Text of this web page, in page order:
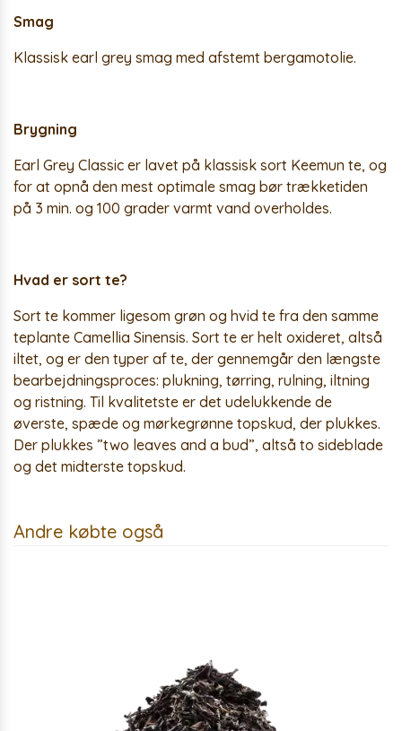
Smag
Klassisk earl grey smag med afstemt bergamotolie.
Brygning
Earl Grey Classic er lavet på klassisk sort Keemun te, og
for at opnå den mest optimale smag bør trækketiden
på 3 min. og 100 grader varmt vand overholdes.
Hvad er sort te?
Sort te kommer ligesom grøn og hvid te fra den samme
teplante Camellia Sinensis. Sort te er helt oxideret, altså
iltet, og er den typer af te, der gennemgår den længste
bearbejdningsproces: plukning, tørring, rulning, iltning
og ristning. Til kvalitetste er det udelukkende de
øverste, spæde og mørkegrønne topskud, der plukkes.
Der plukkes ”two leaves and a bud”, altså to sideblade
og det midterste topskud.
Andre købte også